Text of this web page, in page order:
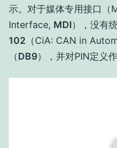
示。对于媒体专用接口
Interface, MDI），没有
102 （CiA: CAN in
（DB9），并对PIN定义